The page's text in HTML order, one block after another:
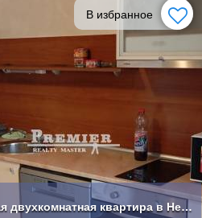
В избранное
Прекрасная двухкомнатная квартира в Несебре